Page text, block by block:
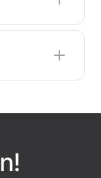
einigen
aber